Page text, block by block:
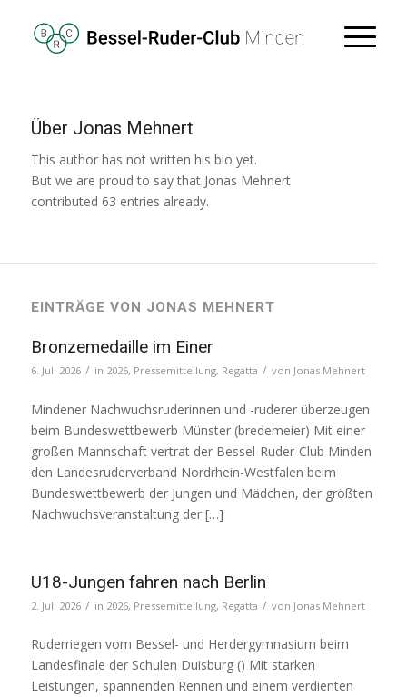
Über Jonas Mehnert
This author has not written his bio yet.
But we are proud to say that Jonas Mehnert
contributed 63 entries already.
EINTRÄGE VON JONAS MEHNERT
Bronzemedaille im Einer
6. Juli 2026 / in 2026, Pressemitteilung, Regatta / von Jonas Mehnert
Mindener Nachwuchsruderinnen und -ruderer überzeugen
beim Bundeswettbewerb Münster (bredemeier) Mit einer
großen Mannschaft vertrat der Bessel-Ruder-Club Minden
den Landesruderverband Nordrhein-Westfalen beim
Bundeswettbewerb der Jungen und Mädchen, der größten
Nachwuchsveranstaltung der […]
U18-Jungen fahren nach Berlin
2. Juli 2026 / in 2026, Pressemitteilung, Regatta / von Jonas Mehnert
Ruderriegen vom Bessel- und Herdergymnasium beim
Landesfinale der Schulen Duisburg () Mit starken
Leistungen, spannenden Rennen und einem verdienten